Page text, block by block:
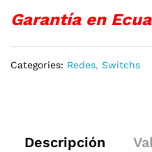
Garantía en
Categories: Redes, Switchs
Descripción